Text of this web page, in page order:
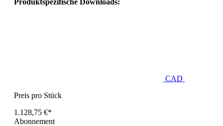
CAD
Preis pro Stück
1.128,75 €*
Abonnement